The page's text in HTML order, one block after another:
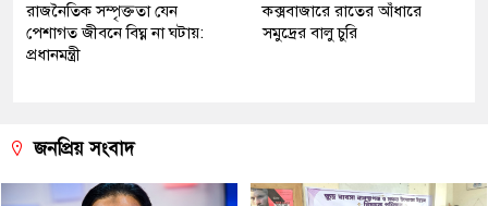
রাজনৈতিক সম্পৃক্ততা যেন
পেশাগত জীবনে বিঘ্ন না ঘটায়:
প্রধানমন্ত্রী
কক্সবাজারে রাতের আঁধারে
সমুদ্রের বালু চুরি
জনপ্রিয় সংবাদ